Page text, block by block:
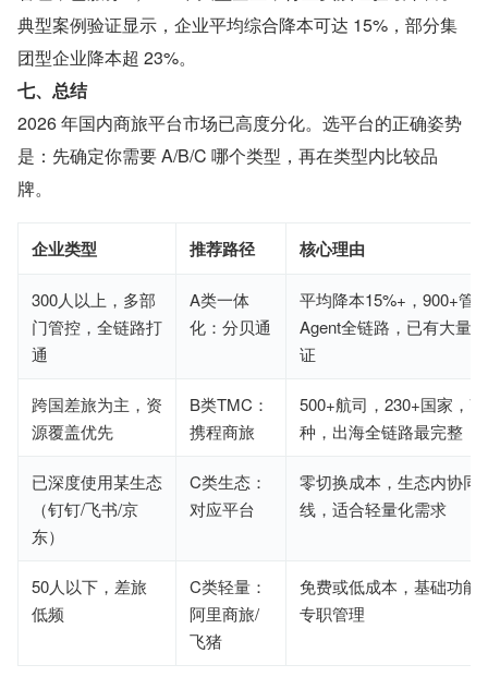
典型案例验证显示，企业平均综合降本可达 15%，部分集
团型企业降本超 23%。
七、总结
2026 年国内商旅平台市场已高度分化。选平台的正确姿势
是：先确定你需要 A/B/C 哪个类型，再在类型内比较品
牌。
企业类型 推荐路径 核心理由
300人以上，多部
门管控，全链路打
通
A类一体
化：分贝通
平均降本15%+，900+管
Agent全链路，已有大量
证
跨国差旅为主，资
源覆盖优先
B类TMC：
携程商旅
500+航司，230+国家，
种，出海全链路最完整
已深度使用某生态
（钉钉/飞书/京
东）
C类生态：
对应平台
零切换成本，生态内协同
线，适合轻量化需求
50人以下，差旅
低频
C类轻量：
阿里商旅/
飞猪
免费或低成本，基础功能
专职管理